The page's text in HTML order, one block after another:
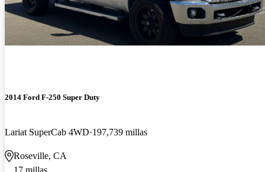
2014 Ford F-250 Super Duty
Lariat SuperCab 4WD 197,739 millas
Roseville, CA